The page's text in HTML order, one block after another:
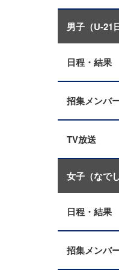
男子（U-21
日程・結果
招集メンバ
TV放送
女子（なで
日程・結果
招集メンバ